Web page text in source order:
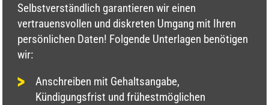
Selbstverständlich garantieren wir einen
vertrauensvollen und diskreten Umgang mit Ihren
persönlichen Daten! Folgende Unterlagen benötigen
wir:
Anschreiben mit Gehaltsangabe,
Kündigungsfrist und frühestmöglichen